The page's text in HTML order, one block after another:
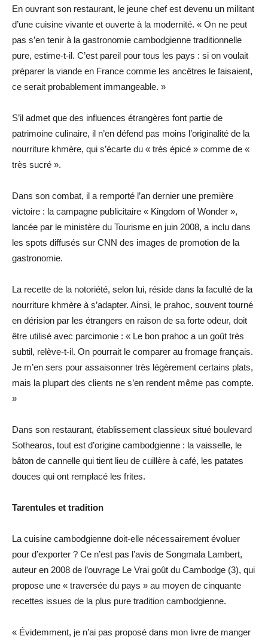
En ouvrant son restaurant, le jeune chef est devenu un militant
d’une cuisine vivante et ouverte à la modernité. « On ne peut
pas s’en tenir à la gastronomie cambodgienne traditionnelle
pure, estime-t-il. C’est pareil pour tous les pays : si on voulait
préparer la viande en France comme les ancêtres le faisaient,
ce serait probablement immangeable. »
S’il admet que des influences étrangères font partie de
patrimoine culinaire, il n’en défend pas moins l’originalité de la
nourriture khmère, qui s’écarte du « très épicé » comme de «
très sucré ».
Dans son combat, il a remporté l’an dernier une première
victoire : la campagne publicitaire « Kingdom of Wonder »,
lancée par le ministère du Tourisme en juin 2008, a inclu dans
les spots diffusés sur CNN des images de promotion de la
gastronomie.
La recette de la notoriété, selon lui, réside dans la faculté de la
nourriture khmère à s’adapter. Ainsi, le prahoc, souvent tourné
en dérision par les étrangers en raison de sa forte odeur, doit
être utilisé avec parcimonie : « Le bon prahoc a un goût très
subtil, relève-t-il. On pourrait le comparer au fromage français.
Je m’en sers pour assaisonner très légèrement certains plats,
mais la plupart des clients ne s’en rendent même pas compte.
»
Dans son restaurant, établissement classieux situé boulevard
Sothearos, tout est d’origine cambodgienne : la vaisselle, le
bâton de cannelle qui tient lieu de cuillère à café, les patates
douces qui ont remplacé les frites.
Tarentules et tradition
La cuisine cambodgienne doit-elle nécessairement évoluer
pour d’exporter ? Ce n’est pas l’avis de Songmala Lambert,
auteur en 2008 de l’ouvrage Le Vrai goût du Cambodge (3), qui
propose une « traversée du pays » au moyen de cinquante
recettes issues de la plus pure tradition cambodgienne.
« Évidemment, je n’ai pas proposé dans mon livre de manger